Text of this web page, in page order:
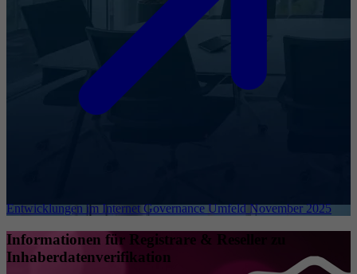
Entwicklungen im Internet Governance Umfeld November 2025
Informationen für Registrare & Reseller zu
Inhaberdatenverifikation